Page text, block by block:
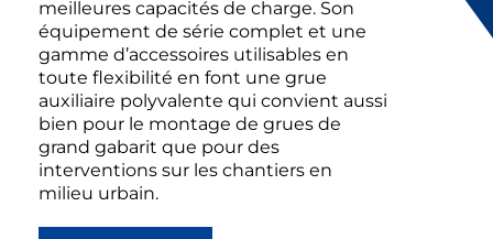
meilleures capacités de charge. Son
équipement de série complet et une
gamme d’accessoires utilisables en
toute flexibilité en font une grue
auxiliaire polyvalente qui convient aussi
bien pour le montage de grues de
grand gabarit que pour des
interventions sur les chantiers en
milieu urbain.